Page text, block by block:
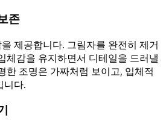
존
제공합니다. 그림자를 완전히 제거
체감을 유지하면서 디테일을 드러낼
한 조명은 가짜처럼 보이고, 입체적
니다.